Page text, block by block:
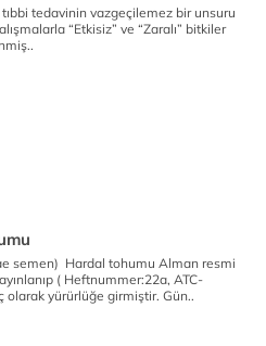
tedavinin vazgeçilemez bir unsuru
“Etkisiz” ve “Zaralı” bitkiler
semen) Hardal tohumu Alman resmi
( Heftnummer:22a, ATC-
olarak yürürlüğe girmiştir. Gün..